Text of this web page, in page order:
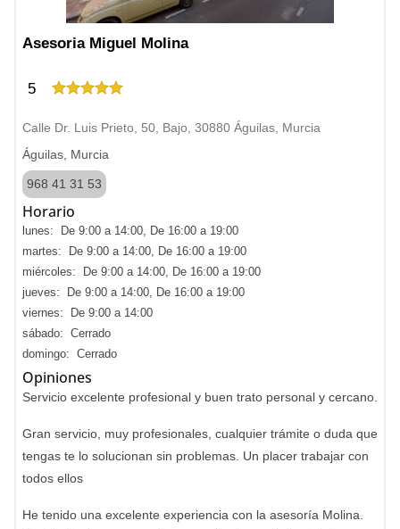
Asesoria Miguel Molina
5
Calle Dr. Luis Prieto, 50, Bajo, 30880 Águilas, Murcia
Águilas, Murcia
968 41 31 53
Horario
lunes: De 9:00 a 14:00, De 16:00 a 19:00
martes: De 9:00 a 14:00, De 16:00 a 19:00
miércoles: De 9:00 a 14:00, De 16:00 a 19:00
jueves: De 9:00 a 14:00, De 16:00 a 19:00
viernes: De 9:00 a 14:00
sábado: Cerrado
domingo: Cerrado
Opiniones
Servicio excelente profesional y buen trato personal y cercano.
Gran servicio, muy profesionales, cualquier trámite o duda que
tengas te lo solucionan sin problemas. Un placer trabajar con
todos ellos
He tenido una excelente experiencia con la asesoría Molina.